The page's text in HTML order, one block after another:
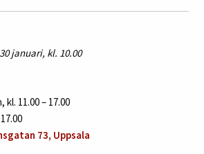
januari, kl. 10.00
kl. 11.00 – 17.00
73, Uppsala